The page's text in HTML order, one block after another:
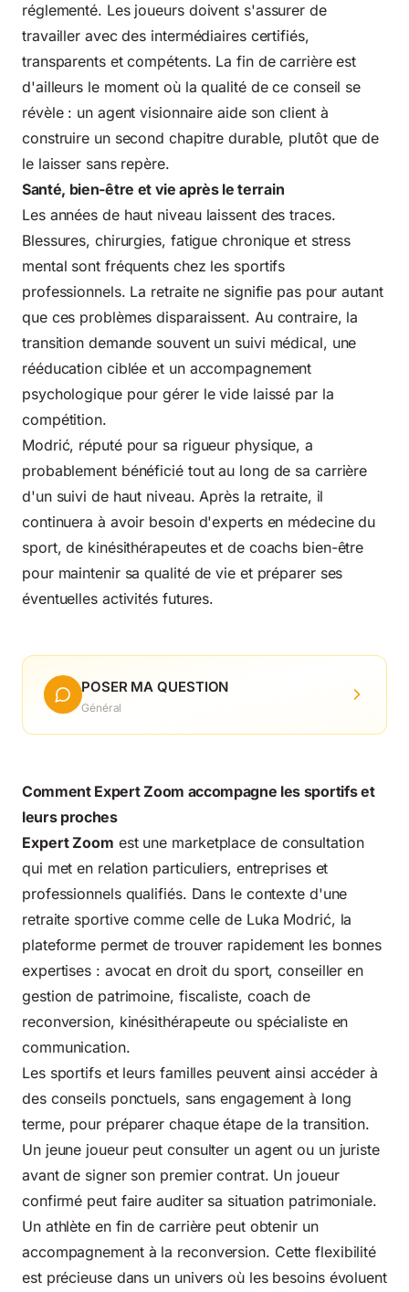
réglementé. Les joueurs doivent s'assurer de
travailler avec des intermédiaires certifiés,
transparents et compétents. La fin de carrière est
d'ailleurs le moment où la qualité de ce conseil se
révèle : un agent visionnaire aide son client à
construire un second chapitre durable, plutôt que de
le laisser sans repère.
Santé, bien-être et vie après le terrain
Les années de haut niveau laissent des traces.
Blessures, chirurgies, fatigue chronique et stress
mental sont fréquents chez les sportifs
professionnels. La retraite ne signifie pas pour autant
que ces problèmes disparaissent. Au contraire, la
transition demande souvent un suivi médical, une
rééducation ciblée et un accompagnement
psychologique pour gérer le vide laissé par la
compétition.
Modrić, réputé pour sa rigueur physique, a
probablement bénéficié tout au long de sa carrière
d'un suivi de haut niveau. Après la retraite, il
continuera à avoir besoin d'experts en médecine du
sport, de kinésithérapeutes et de coachs bien-être
pour maintenir sa qualité de vie et préparer ses
éventuelles activités futures.
POSER MA QUESTION
Général
Comment Expert Zoom accompagne les sportifs et
leurs proches
Expert Zoom est une marketplace de consultation
qui met en relation particuliers, entreprises et
professionnels qualifiés. Dans le contexte d'une
retraite sportive comme celle de Luka Modrić, la
plateforme permet de trouver rapidement les bonnes
expertises : avocat en droit du sport, conseiller en
gestion de patrimoine, fiscaliste, coach de
reconversion, kinésithérapeute ou spécialiste en
communication.
Les sportifs et leurs familles peuvent ainsi accéder à
des conseils ponctuels, sans engagement à long
terme, pour préparer chaque étape de la transition.
Un jeune joueur peut consulter un agent ou un juriste
avant de signer son premier contrat. Un joueur
confirmé peut faire auditer sa situation patrimoniale.
Un athlète en fin de carrière peut obtenir un
accompagnement à la reconversion. Cette flexibilité
est précieuse dans un univers où les besoins évoluent